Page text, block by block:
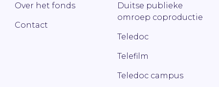
Over het fonds
Contact
Duitse publieke
omroep coproductie
Teledoc
Telefilm
Teledoc campus